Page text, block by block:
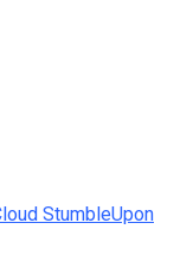
StumbleUpon